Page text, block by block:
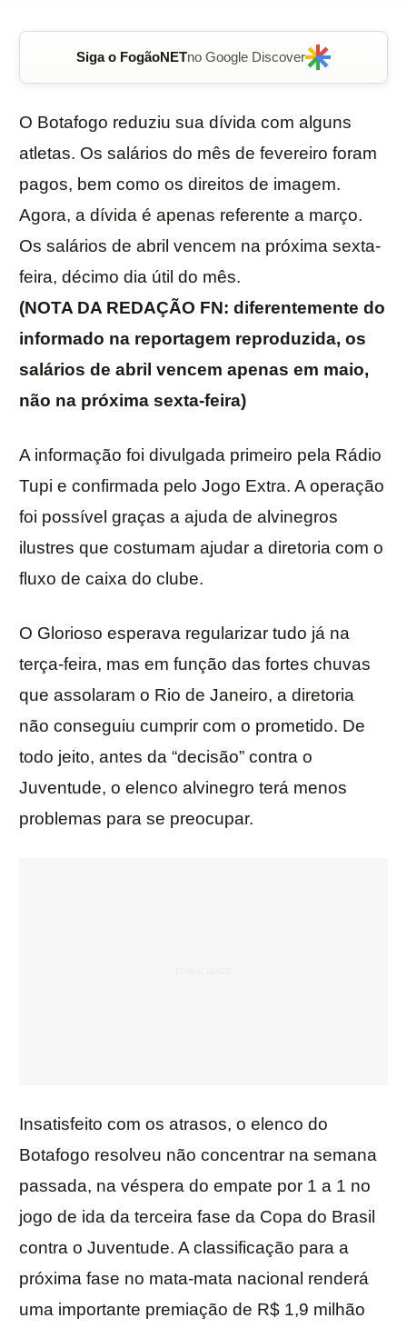
Siga o FogãoNETno Google Discover
O Botafogo reduziu sua dívida com alguns
atletas. Os salários do mês de fevereiro foram
pagos, bem como os direitos de imagem.
Agora, a dívida é apenas referente a março.
Os salários de abril vencem na próxima sexta-
feira, décimo dia útil do mês.
(NOTA DA REDAÇÃO FN: diferentemente do
informado na reportagem reproduzida, os
salários de abril vencem apenas em maio,
não na próxima sexta-feira)
A informação foi divulgada primeiro pela Rádio
Tupi e confirmada pelo Jogo Extra. A operação
foi possível graças a ajuda de alvinegros
ilustres que costumam ajudar a diretoria com o
fluxo de caixa do clube.
O Glorioso esperava regularizar tudo já na
terça-feira, mas em função das fortes chuvas
que assolaram o Rio de Janeiro, a diretoria
não conseguiu cumprir com o prometido. De
todo jeito, antes da “decisão” contra o
Juventude, o elenco alvinegro terá menos
problemas para se preocupar.
Insatisfeito com os atrasos, o elenco do
Botafogo resolveu não concentrar na semana
passada, na véspera do empate por 1 a 1 no
jogo de ida da terceira fase da Copa do Brasil
contra o Juventude. A classificação para a
próxima fase no mata-mata nacional renderá
uma importante premiação de R$ 1,9 milhão